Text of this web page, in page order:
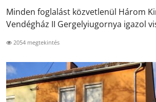
Minden foglalást közvetlenül Három
Vendégház II Gergelyiugornya igazol
2054 megtekintés